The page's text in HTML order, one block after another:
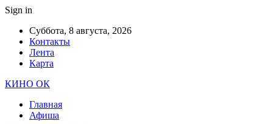
Sign in
Суббота, 8 августа, 2026
Контакты
Лента
Карта
КИНО ОК
Главная
Афиша